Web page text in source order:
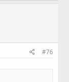
#76